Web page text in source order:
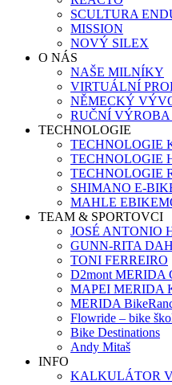
SCULTURA
MISSION
NOVÝ SILEX
O NÁS
NAŠE MILNÍKY
VIRTUÁLNÍ
NĚMECKÝ
RUČNÍ
TECHNOLOGIE
TECHNOLOGIE
TECHNOLOGIE
TECHNOLOGIE
SHIMANO E-
MAHLE
TEAM & SPORTOVCI
JOSÉ ANTONIO
GUNN-RITA
TONI FERREIRO
D2mont
MAPEI MERIDA
MERIDA
Flowride – bike
Bike Destinations
Andy Mitaš
INFO
KALKULÁTOR